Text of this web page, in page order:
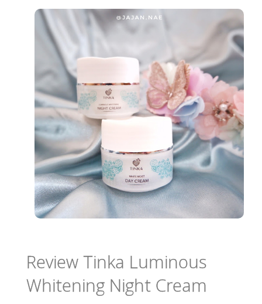
Review Tinka Luminous
Whitening Night Cream